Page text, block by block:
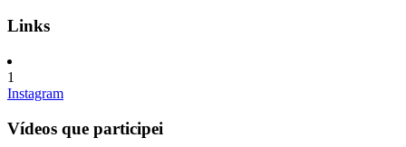
Links
1
Instagram
Vídeos que participei